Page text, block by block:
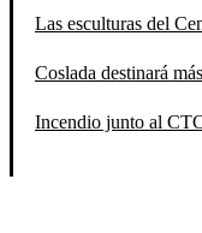
Las esculturas del
Coslada destinará
Incendio junto al